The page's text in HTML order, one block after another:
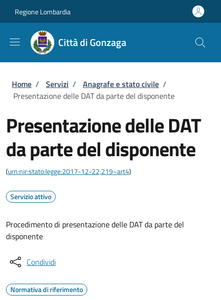
Regione Lombardia
Città di Gonzaga
Briciole di pane
Home / Servizi / Anagrafe e stato civile /
Presentazione delle DAT da parte del disponente
Presentazione delle DAT
da parte del disponente
(urn:nir:stato:legge:2017-12-22;219~art4)
Servizio attivo
Procedimento di presentazione delle DAT da parte del
disponente
Condividi
Normativa di riferimento